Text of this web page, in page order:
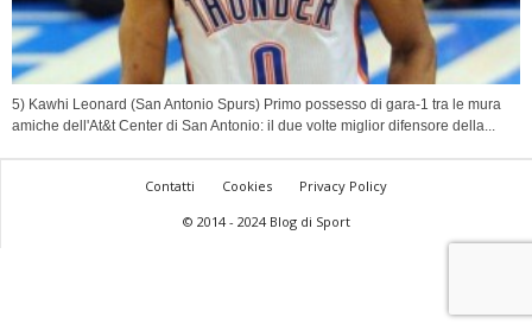
5) Kawhi Leonard (San Antonio Spurs) Primo possesso di gara-1 tra le mura
amiche dell'At&t Center di San Antonio: il due volte miglior difensore della...
Contatti Cookies
Privacy Policy
© 2014 - 2024 Blog di Sport